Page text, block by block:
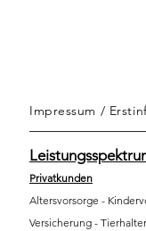
Impressum /
Privatkunden
Altersvorsorge -
Versicherung -